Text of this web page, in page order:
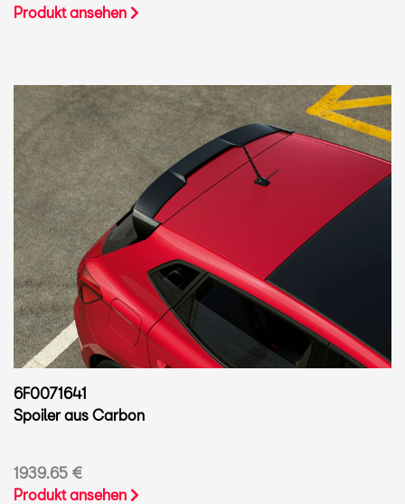
Produkt ansehen
6F0071641
Spoiler aus Carbon
1939.65 €
Produkt ansehen